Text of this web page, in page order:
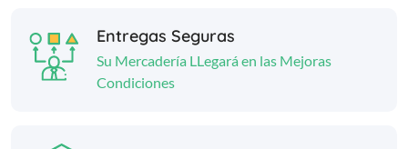
Entregas Seguras
Su Mercadería LLegará en las Mejoras
Condiciones